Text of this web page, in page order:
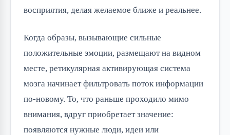
восприятия, делая желаемое ближе и реальнее.
Когда образы, вызывающие сильные
положительные эмоции, размещают на видном
месте, ретикулярная активирующая система
мозга начинает фильтровать поток информации
по-новому. То, что раньше проходило мимо
внимания, вдруг приобретает значение:
появляются нужные люди, идеи или